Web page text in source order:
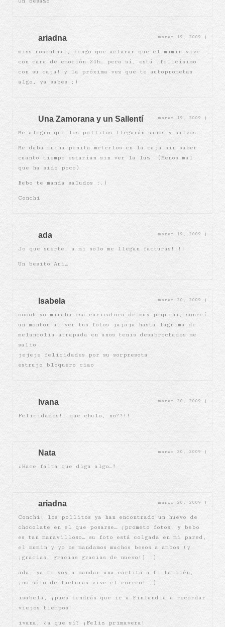
ariadna marzo 19, 2009 |
miss rosenthal, tengo que aclarar que el mumin vive
con cara de emoción 24h… pero sí, está ¡felicísimo
con su caja! y la próxima vez que te autoprometas
algo, ya sabes ;)
Una Zamorana y un Sallentí marzo 19, 2009 |
Me alegro que los pollitos llegarán sanos y salvos.
Me daba mucha penita meterlos en la caja sin saber
cuanto tiempo estarían sin ver la luz. (Menos mal
que ha sido poco)
Bebo te manda saludos ;.)
Conchi
ada marzo 19, 2009 |
Jo que suerte, a mi solo me llegan facturas!!!!
Un besito Ari…
Isabela marzo 20, 2009 |
ooooh yo miraba esa caricatura de muy pequeña, sonreí
un monton al ver tus fotos jajaja hasta lagrima de
melancolia atrapada en unos tenis desabrochados me
salio
jejeje felicidades por su sorpresota
estrujo bloquero ciao
Ivana marzo 20, 2009 |
Felicidades!! que chulo, no??!!
Nata marzo 20, 2009 |
¿Hace falta que diga algo…?
ariadna marzo 20, 2009 |
Conchi! los pollitos ya han encontrado un huevo de
chocolate en el que posarse… ¡prometo fotos! y bebo
es tan maravilloso… su foto está colgada en mi pared,
el mumin y yo os mandamos muchos besos a ambos (y
¡gracias, gracias gracias de nuevo!) :)
ada, ya te voy a mandar una cartita a ti también,
¡no sólo de facturas vive el correo! ;)
isabela, ¡pues tendrás que ir a Finlandia a recordar
viejos tiempos!
ivana, ¿a que sí? ¡Feliz primavera!